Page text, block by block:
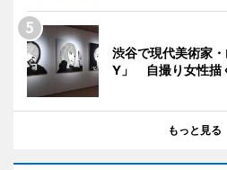
渋谷で現代美術家
Y」 自撮り女性描
もっと見る